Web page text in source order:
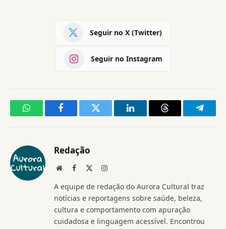
Seguir no X (Twitter)
Seguir no Instagram
WhatsAppFacebookTwitter LinkedInThreads
Redação
WebsiteFacebook Instagram
A equipe de redação do Aurora Cultural traz
notícias e reportagens sobre saúde, beleza,
cultura e comportamento com apuração
cuidadosa e linguagem acessível. Encontrou